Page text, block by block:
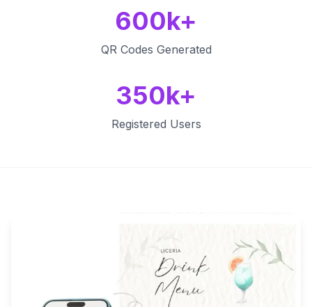
600k+
QR Codes Generated
350k+
Registered Users